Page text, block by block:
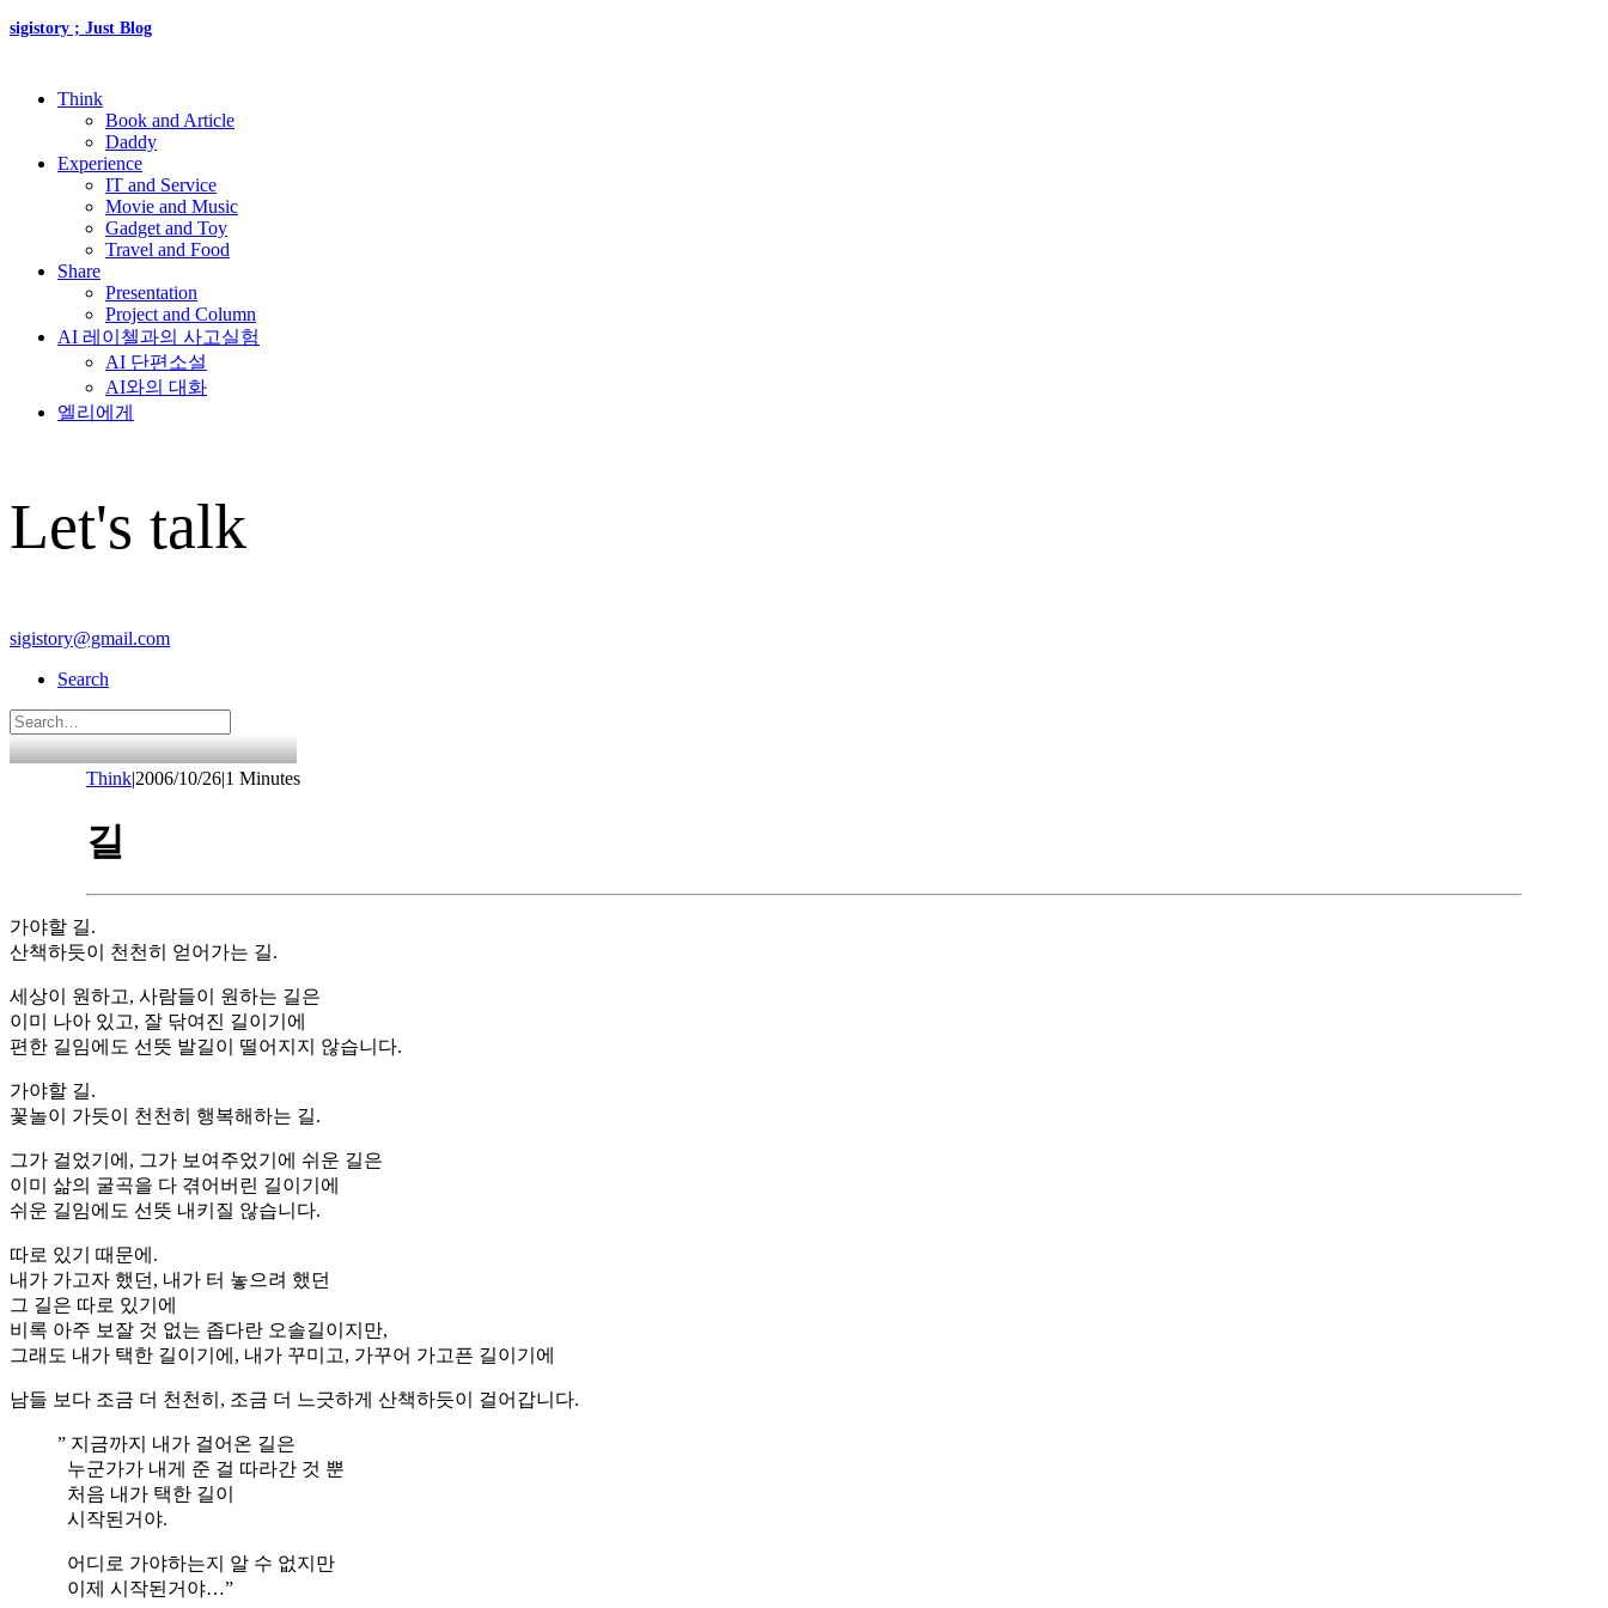
sigistory ; Just Blog
Think
Book and Article
Daddy
Experience
IT and Service
Movie and Music
Gadget and Toy
Travel and Food
Share
Presentation
Project and Column
AI 레이첼과의 사고실험
AI 단편소설
AI와의 대화
엘리에게
Let's talk
sigistory@gmail.com
Search
Think|2006/10/26|1 Minutes
길
가야할 길.
산책하듯이 천천히 얻어가는 길.
세상이 원하고, 사람들이 원하는 길은
이미 나아 있고, 잘 닦여진 길이기에
편한 길임에도 선뜻 발길이 떨어지지 않습니다.
가야할 길.
꽃놀이 가듯이 천천히 행복해하는 길.
그가 걸었기에, 그가 보여주었기에 쉬운 길은
이미 삶의 굴곡을 다 겪어버린 길이기에
쉬운 길임에도 선뜻 내키질 않습니다.
따로 있기 때문에.
내가 가고자 했던, 내가 터 놓으려 했던
그 길은 따로 있기에
비록 아주 보잘 것 없는 좁다란 오솔길이지만,
그래도 내가 택한 길이기에, 내가 꾸미고, 가꾸어 가고픈 길이기에
남들 보다 조금 더 천천히, 조금 더 느긋하게 산책하듯이 걸어갑니다.
” 지금까지 내가 걸어온 길은
누군가가 내게 준 걸 따라간 것 뿐
처음 내가 택한 길이
시작된거야.
어디로 가야하는지 알 수 없지만
이제 시작된거야…”